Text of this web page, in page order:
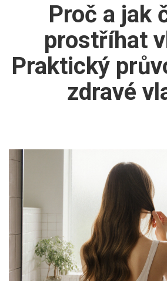
Proč a jak
prostříhat
Praktický
zdravé